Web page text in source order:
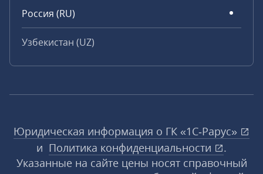
Россия (RU)
Узбекистан (UZ)
Юридическая информация о ГК «1С‑Рарус»
и Политика конфиденциальности
.
Указанные на сайте цены носят справочный